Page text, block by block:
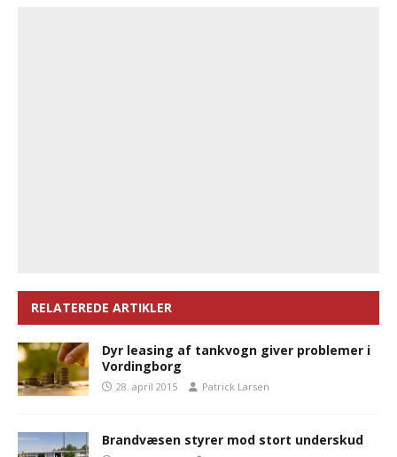
RELATEREDE ARTIKLER
Dyr leasing af tankvogn giver problemer i
Vordingborg
28. april 2015 Patrick Larsen
Brandvæsen styrer mod stort underskud